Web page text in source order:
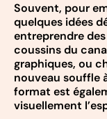
Souvent, pour
quelques idées
entreprendre
coussins du
graphiques, ou
nouveau souffle
format est
visuellement